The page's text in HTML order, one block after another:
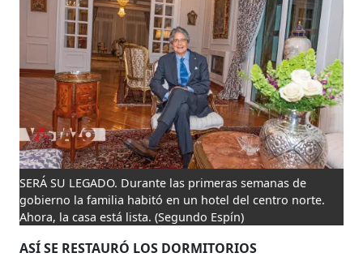
SERÁ SU LEGADO. Durante las primeras semanas de
gobierno la familia habitó en un hotel del centro norte.
Ahora, la casa está lista. (Segundo Espín)
ASÍ SE RESTAURÓ LOS DORMITORIOS